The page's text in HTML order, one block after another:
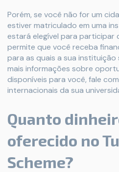
Porém, se você não for um
estiver matriculado em uma
estará elegível para participar
permite que você receba
para as quais a sua
mais informações sobre
disponíveis para você, fale
internacionais da sua
Quanto
oferecido no
Scheme?